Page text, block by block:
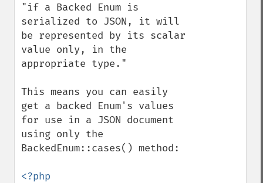
"if a Backed Enum is
serialized to JSON, it will
be represented by its scalar
value only, in the
appropriate type."
This means you can easily
get a backed Enum's values
for use in a JSON document
using only the
BackedEnum::cases() method: